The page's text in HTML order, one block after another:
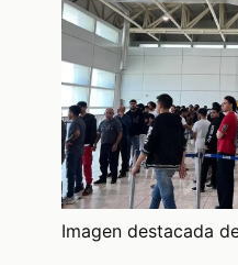
Imagen destacada